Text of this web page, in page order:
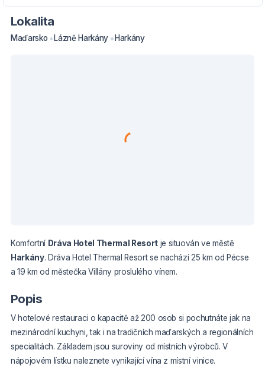
Lokalita
Maďarsko Lázně Harkány Harkány
Komfortní Dráva Hotel Thermal Resortje situován ve městě
Harkány. Dráva Hotel Thermal Resort se nachází 25 km od Pécse
a 19 km od městečka Villány proslulého vínem.
Popis
V hotelové restauraci o kapacitě až 200 osob si pochutnáte jak na
mezinárodní kuchyni, tak i na tradičních maďarských a regionálních
specialitách. Základem jsou suroviny od místních výrobců. V
nápojovém lístku naleznete vynikající vína z místní vinice.